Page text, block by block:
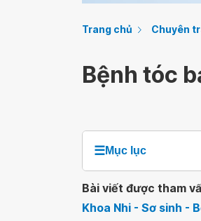
Trang chủ Chuyên
Bệnh tóc
☰Mục lục
Bài viết được tham
Khoa Nhi - Sơ sinh -